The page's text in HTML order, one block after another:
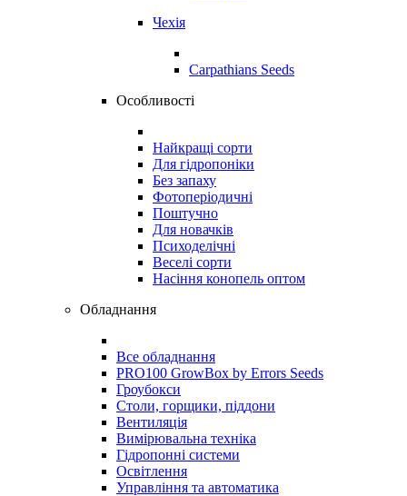
Чехія
Carpathians Seeds
Особливості
Найкращі сорти
Для гідропоніки
Без запаху
Фотоперіодичні
Поштучно
Для новачків
Психоделічні
Веселі сорти
Насіння конопель оптом
Обладнання
Все обладнання
PRO100 GrowBox by Errors Seeds
Гроубокси
Столи, горщики, піддони
Вентиляція
Вимірювальна техніка
Гідропонні системи
Освітлення
Управління та автоматика